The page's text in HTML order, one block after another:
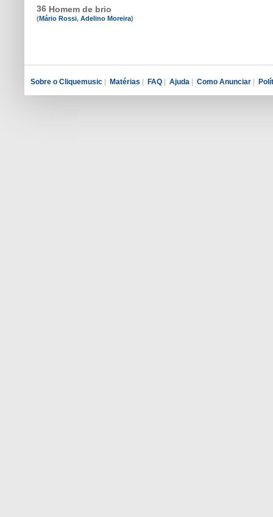
36 Homem de brio
(Mário Rossi, Adelino Moreira)
Sobre o Cliquemusic | Matérias | FAQ | Ajuda | Como Anunciar |